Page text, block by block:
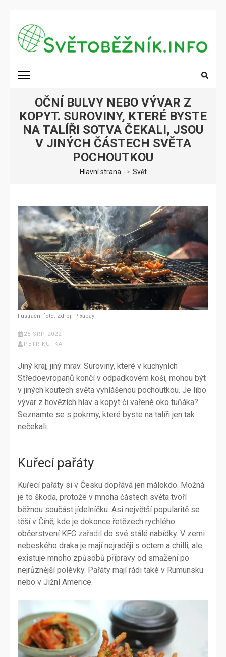
obsah
(stiskněte
Enter)
SVĚTOBĚŽNÍK.INFO
OČNÍ BULVY NEBO VÝVAR Z
KOPYT. SUROVINY, KTERÉ BYSTE
NA TALÍŘI SOTVA ČEKALI, JSOU
V JINÝCH ČÁSTECH SVĚTA
POCHOUTKOU
Hlavní strana -> Svět
Ilustrační foto. Zdroj: Pixabay
25 SRP 2022
PETR KUTKA
Jiný kraj, jiný mrav. Suroviny, které v kuchyních
Středoevropanů končí v odpadkovém koši, mohou být
v jiných koutech světa vyhlášenou pochoutkou. Je libo
vývar z hovězích hlav a kopyt či vařené oko tuňáka?
Seznamte se s pokrmy, které byste na talíři jen tak
nečekali.
Kuřecí pařáty
Kuřecí pařáty si v Česku dopřává jen málokdo. Možná
je to škoda, protože v mnoha částech světa tvoří
běžnou součást jídelníčku. Asi největší popularitě se
těší v Číně, kde je dokonce řetězech rychlého
občerstvení KFC zařadil do své stálé nabídky. V zemi
nebeského draka je mají nejraději s octem a chilli, ale
existuje mnoho způsobů přípravy od smažení po
nejrůznější polévky. Pařáty mají rádi také v Rumunsku
nebo v Jižní Americe.